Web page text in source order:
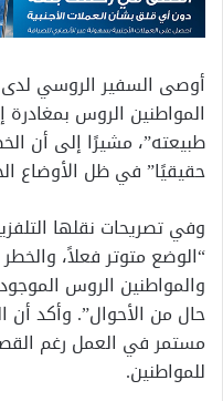
أوصى السفير الروسي لدى
المواطنين الروس
طبيعته”، مشيرًا إلى أن
حقيقيًا” في ظل الأوضاع
وفي تصريحات نقلها
“الوضع متوتر فعلاً،
والمواطنين الروس
حال من الأحوال”. وأكد
مستمر في العمل رغم
للمواطنين.